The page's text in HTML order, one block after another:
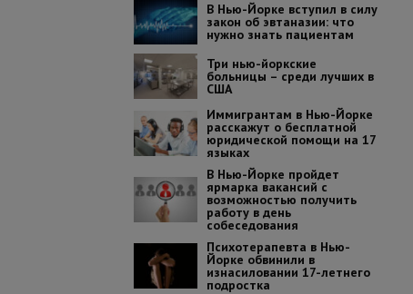
В Нью-Йорке вступил в силу
закон об эвтаназии: что
нужно знать пациентам
Три нью-йоркские
больницы – среди лучших в
США
Иммигрантам в Нью-Йорке
расскажут о бесплатной
юридической помощи на 17
языках
В Нью-Йорке пройдет
ярмарка вакансий с
возможностью получить
работу в день
собеседования
Психотерапевта в Нью-
Йорке обвинили в
изнасиловании 17-летнего
подростка